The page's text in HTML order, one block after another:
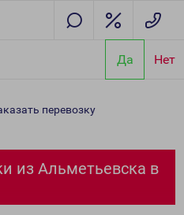
Да Нет
перевозку
из Альметьевска в